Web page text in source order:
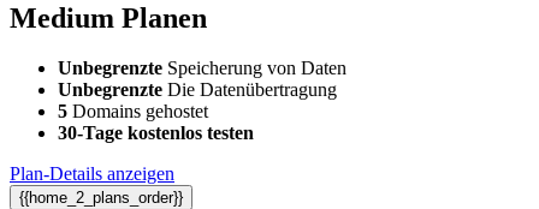
Medium Planen
Unbegrenzte Speicherung von Daten
Unbegrenzte Die Datenübertragung
5 Domains gehostet
30-Tage kostenlos testen
Plan-Details anzeigen
{{home_2_plans_order}}